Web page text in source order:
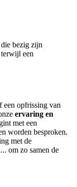
een opfrissing van
ervaring en
met een
worden besproken.
met de
om zo samen de